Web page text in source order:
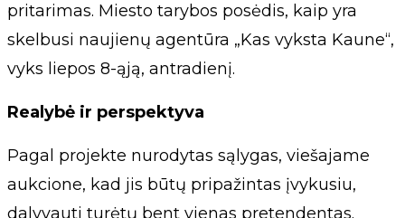
pritarimas. Miesto tarybos posėdis, kaip yra
skelbusi naujienų agentūra „Kas vyksta Kaune“,
vyks liepos 8-ąją, antradienį.
Realybė ir perspektyva
Pagal projekte nurodytas sąlygas, viešajame
aukcione, kad jis būtų pripažintas įvykusiu,
dalyvauti turėtų bent vienas pretendentas.